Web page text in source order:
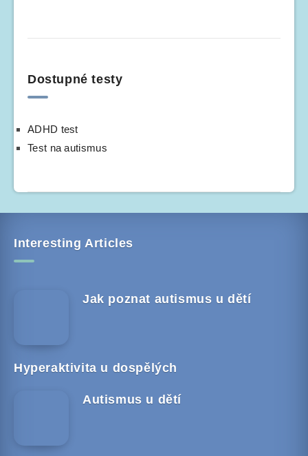
Dostupné testy
ADHD test
Test na autismus
Interesting Articles
Jak poznat autismus u dětí
Hyperaktivita u dospělých
Autismus u dětí